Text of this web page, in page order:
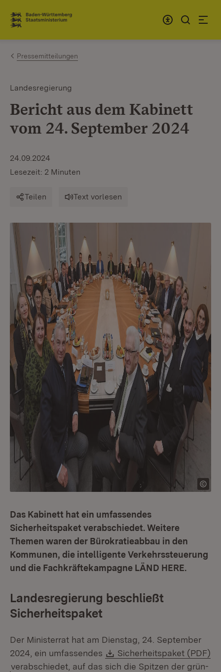
Zum Inhalt springen
Link zur Startseite
Pressemitteilungen
Landesregierung
Bericht aus dem Kabinett
vom 24. September 2024
24.09.2024
Lesezeit: 2 Minuten
Teilen Text vorlesen
Das Kabinett hat ein umfassendes
Sicherheitspaket verabschiedet. Weitere
Themen waren der Bürokratieabbau in den
Kommunen, die intelligente Verkehrssteuerung
und die Fachkräftekampagne LÄND HERE.
Landesregierung beschließt
Sicherheitspaket
Der Ministerrat hat am Dienstag, 24. September
2024, ein umfassendes
Download:
Sicherheitspaket (PDF)
(Öffnet in neuem Fenster)
verabschiedet, auf das sich die Spitzen der grün-